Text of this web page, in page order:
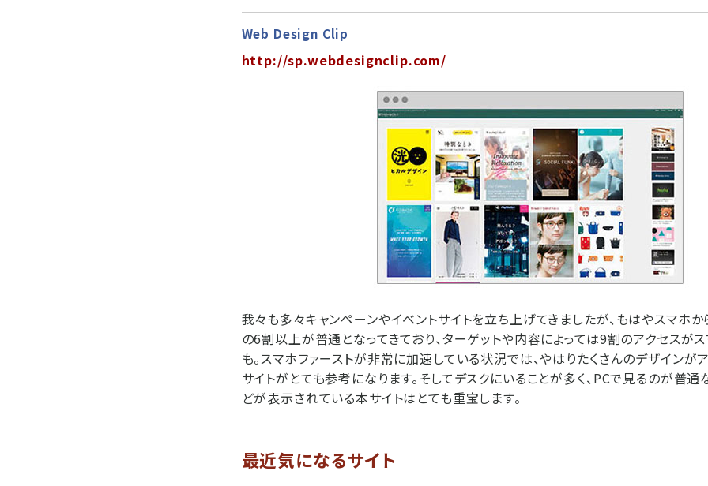
Web Design Clip
http://sp.webdesignclip.com/
我々も多々キャンペーンやイベントサイトを立ち上げてきましたが、もはやスマホ
の6割以上が普通となってきており、ターゲットや内容によっては9割のアクセスが
も。スマホファーストが非常に加速している状況では、やはりたくさんのデザインが
サイトがとても参考になります。そしてデスクにいることが多く、PCで見るのが普通
どが表示されている本サイトはとても重宝します。
最近気になるサイト